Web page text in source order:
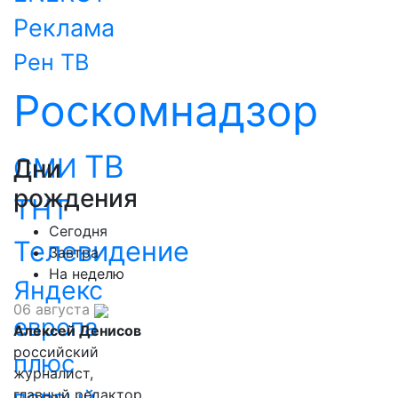
Реклама
Рен ТВ
Роскомнадзор
СМИ ТВ
ТНТ
Телевидение
Яндекс
европа
плюс
Дни
рождения
Сегодня
Завтра
На неделю
06 августа
Алексей Денисов
российский
журналист,
главный редактор